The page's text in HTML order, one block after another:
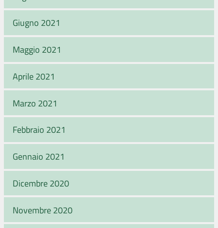
Giugno 2021
Maggio 2021
Aprile 2021
Marzo 2021
Febbraio 2021
Gennaio 2021
Dicembre 2020
Novembre 2020